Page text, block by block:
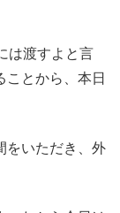
は渡すよと言
ことから、本日
をいただき、外